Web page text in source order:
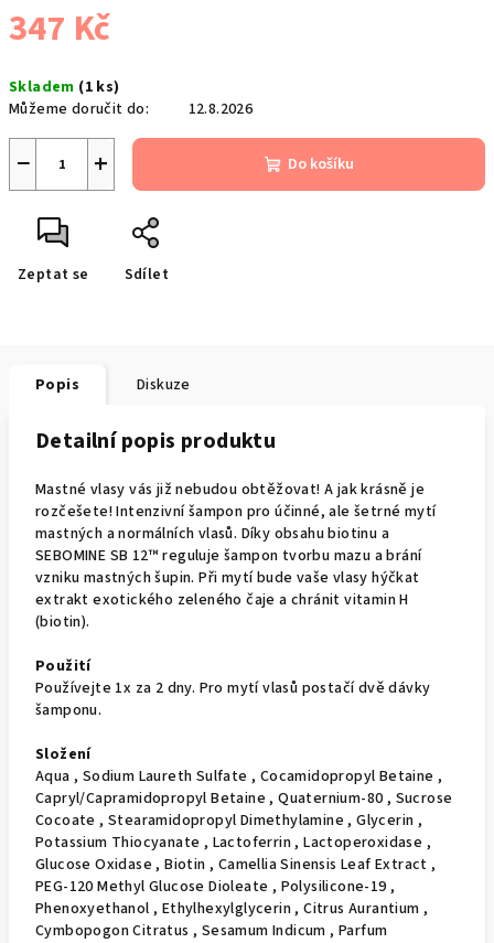
347 Kč
cena:
Skladem (1 ks)
Můžeme doručit do:
12.8.2026
+
− Do košíku
Zeptat se Sdílet
Popis Diskuze
Detailní popis produktu
Mastné vlasy vás již nebudou obtěžovat! A jak krásně je
rozčešete! Intenzivní šampon pro účinné, ale šetrné mytí
mastných a normálních vlasů. Díky obsahu biotinu a
SEBOMINE SB 12™ reguluje šampon tvorbu mazu a brání
vzniku mastných šupin. Při mytí bude vaše vlasy hýčkat
extrakt exotického zeleného čaje a chránit vitamin H
(biotin).
Použití
Používejte 1x za 2 dny. Pro mytí vlasů postačí dvě dávky
šamponu.
Složení
Aqua , Sodium Laureth Sulfate , Cocamidopropyl Betaine ,
Capryl/Capramidopropyl Betaine , Quaternium-80 , Sucrose
Cocoate , Stearamidopropyl Dimethylamine , Glycerin ,
Potassium Thiocyanate , Lactoferrin , Lactoperoxidase ,
Glucose Oxidase , Biotin , Camellia Sinensis Leaf Extract ,
PEG-120 Methyl Glucose Dioleate , Polysilicone-19 ,
Phenoxyethanol , Ethylhexylglycerin , Citrus Aurantium ,
Cymbopogon Citratus , Sesamum Indicum , Parfum